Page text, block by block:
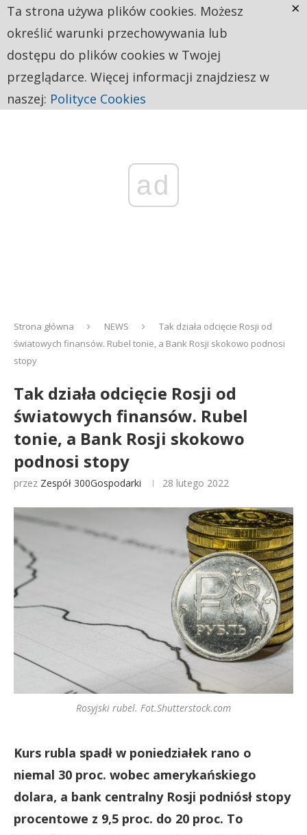
ad
Strona główna NEWS
Tak działa odcięcie Rosji od
światowych finansów. Rubel tonie, a Bank Rosji skokowo podnosi
stopy
Tak działa odcięcie Rosji od
światowych finansów. Rubel
tonie, a Bank Rosji skokowo
podnosi stopy
przez Zespół 300Gospodarki 28 lutego 2022
Rosyjski rubel. Fot.Shutterstock.com
Kurs rubla spadł w poniedziałek rano o
niemal 30 proc. wobec amerykańskiego
dolara, a bank centralny Rosji podniósł stopy
procentowe z 9,5 proc. do 20 proc. To
Ta strona używa plików cookies. Możesz
określić warunki przechowywania lub
dostępu do plików cookies w Twojej
przeglądarce. Więcej informacji znajdziesz w
naszej: Polityce Cookies
×